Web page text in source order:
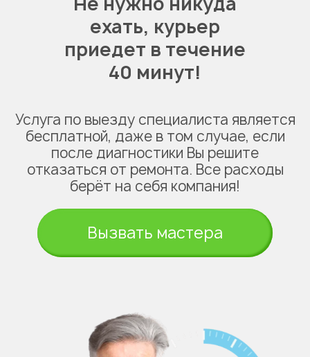
ехать, курьер
приедет в течение
40 минут!
Услуга по выезду специалиста является
бесплатной, даже в том случае, если
после диагностики Вы решите
отказаться от ремонта. Все расходы
берёт на себя компания!
Вызвать мастера